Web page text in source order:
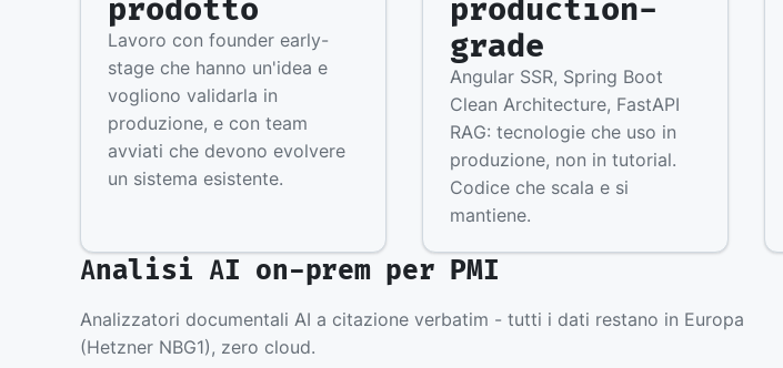
prodotto
Lavoro con founder early-
stage che hanno un'idea e
vogliono validarla in
produzione, e con team
avviati che devono evolvere
un sistema esistente.
production-
grade
Angular SSR, Spring Boot
Clean Architecture, FastAPI
RAG: tecnologie che uso in
produzione, non in tutorial.
Codice che scala e si
mantiene.
Analisi AI on-prem per PMI
Analizzatori documentali AI a citazione verbatim - tutti i dati restano in Europa
(Hetzner NBG1), zero cloud.